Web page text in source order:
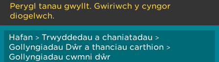
Perygl tanau gwyllt. Gwiriwch y cyngor
diogelwch.
Hafan > Trwyddedau a chaniatadau >
Gollyngiadau Dŵr a thanciau carthion >
Gollyngiadau cwmni dŵr